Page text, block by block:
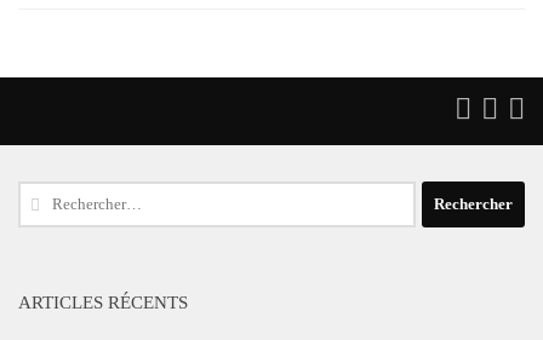
Rechercher :
ARTICLES RÉCENTS